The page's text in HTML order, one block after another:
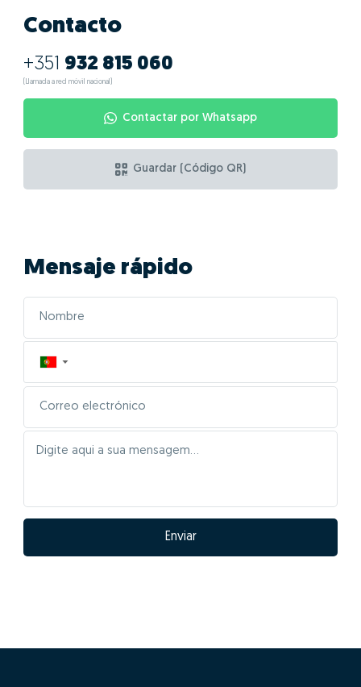
Contacto
+351 932 815 060
(Llamada a red móvil nacional)
Contactar por Whatsapp
Guardar (Código QR)
Mensaje rápido
▼
Enviar